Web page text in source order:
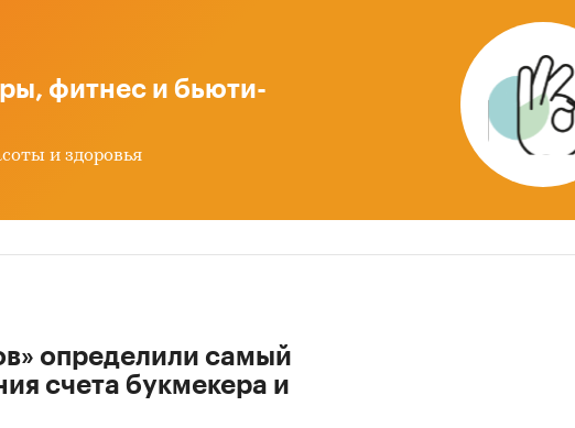
России (приведены данные только по тем регионам, по
которым в официальной статистике представлены
расходам домохозяйств по итогам одновременно 2-х
2024 гг.). Указаны также диапазоны интенсивности
Помимо данных за
федеральным округом приведены картограммы. Каждый
закрашен цветом, соответствующим интенсивности
фитнес и бьюти-
и здоровья
определили самый
счета букмекера и